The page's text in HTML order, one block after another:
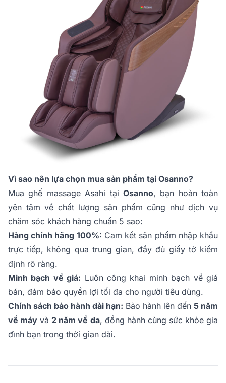
Vì sao nên lựa chọn mua sản phẩm tại Osanno?
Mua ghế massage Asahi tại Osanno, bạn hoàn toàn
yên tâm về chất lượng sản phẩm cũng như dịch vụ
chăm sóc khách hàng chuẩn 5 sao:
Hàng chính hãng 100%: Cam kết sản phẩm nhập khẩu
trực tiếp, không qua trung gian, đầy đủ giấy tờ kiểm
định rõ ràng.
Minh bạch về giá: Luôn công khai minh bạch về giá
bán, đảm bảo quyền lợi tối đa cho người tiêu dùng.
Chính sách bảo hành dài hạn: Bảo hành lên đến 5 năm
về máy và 2 năm về da, đồng hành cùng sức khỏe gia
đình bạn trong thời gian dài.